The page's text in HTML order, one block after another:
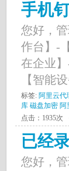
手机
您好，
作台】-
在企业
【智能
标签: 阿里云代
库 磁盘加密 阿
点击：1935次
已经
您好，